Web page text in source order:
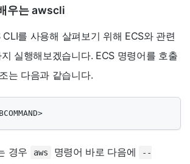
우는 awscli
를 사용해 살펴보기 위해 ECS와 관련
실행해보겠습니다. ECS 명령어를 호출
는 다음과 같습니다.
경우 aws 명령어 바로 다음에 --